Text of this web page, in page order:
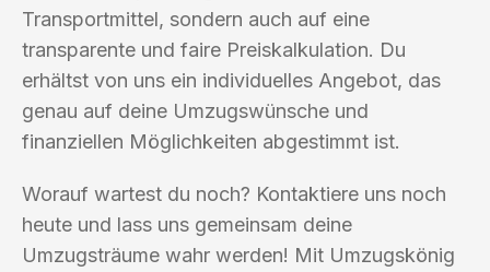
Transportmittel, sondern auch auf eine
transparente und faire Preiskalkulation. Du
erhältst von uns ein individuelles Angebot, das
genau auf deine Umzugswünsche und
finanziellen Möglichkeiten abgestimmt ist.
Worauf wartest du noch? Kontaktiere uns noch
heute und lass uns gemeinsam deine
Umzugsträume wahr werden! Mit Umzugskönig